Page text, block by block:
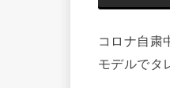
コロナ自粛
モデルでタ